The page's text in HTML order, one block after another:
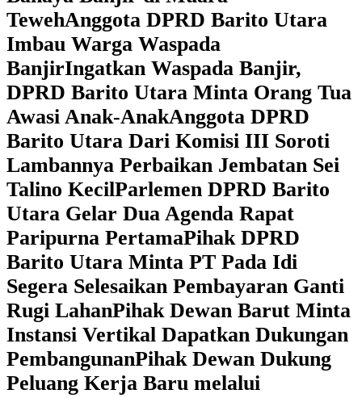
TewehAnggota DPRD Barito Utara
Imbau Warga Waspada
BanjirIngatkan Waspada Banjir,
DPRD Barito Utara Minta Orang Tua
Awasi Anak-AnakAnggota DPRD
Barito Utara Dari Komisi III Soroti
Lambannya Perbaikan Jembatan Sei
Talino KecilParlemen DPRD Barito
Utara Gelar Dua Agenda Rapat
Paripurna PertamaPihak DPRD
Barito Utara Minta PT Pada Idi
Segera Selesaikan Pembayaran Ganti
Rugi LahanPihak Dewan Barut Minta
Instansi Vertikal Dapatkan Dukungan
PembangunanPihak Dewan Dukung
Peluang Kerja Baru melalui